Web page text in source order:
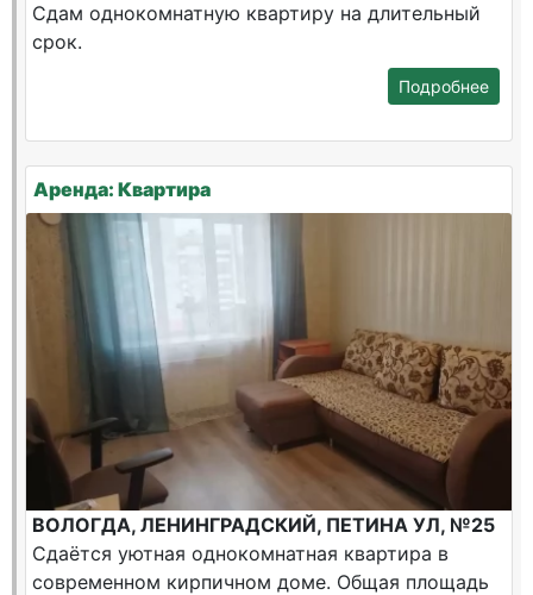
Сдам однокомнатную квартиру на длительный
срок.
Подробнее
Аренда: Квартира
ВОЛОГДА, ЛЕНИНГРАДСКИЙ, ПЕТИНА УЛ, №25
Сдаётся уютная однокомнатная квартира в
современном кирпичном доме. Общая площадь